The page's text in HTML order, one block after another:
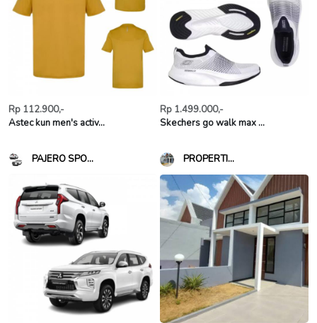
Rp 112.900,-
Astec kun men's activ...
Rp 1.499.000,-
Skechers go walk max ...
PAJERO SPO... PROPERTI...